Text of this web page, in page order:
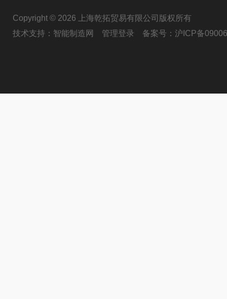
Copyright © 2026 上海乾拓贸易有限公司版权所有
技术支持： 智能制造网 管理登录 备案号： 沪ICP备